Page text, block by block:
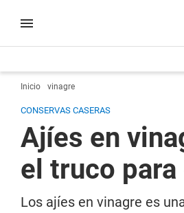
Inicio vinagre
CONSERVAS CASERAS
Ajíes en
el truco
Los ajíes en vinagre es